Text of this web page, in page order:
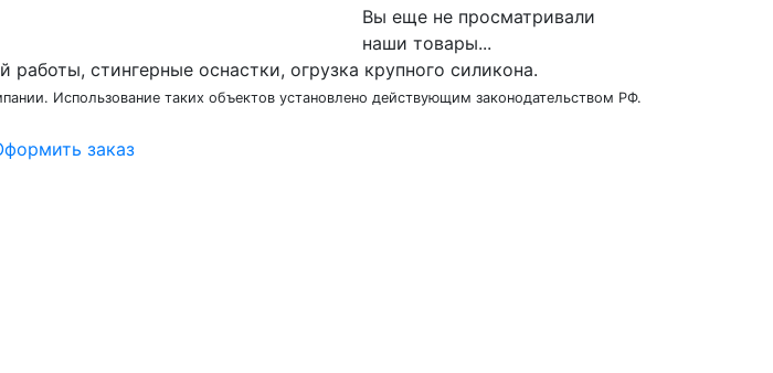
Вы еще не просматривали
наши товары...
стингерные оснастки, огрузка крупного силикона.
Использование таких объектов установлено действующим законодательством РФ.
заказ